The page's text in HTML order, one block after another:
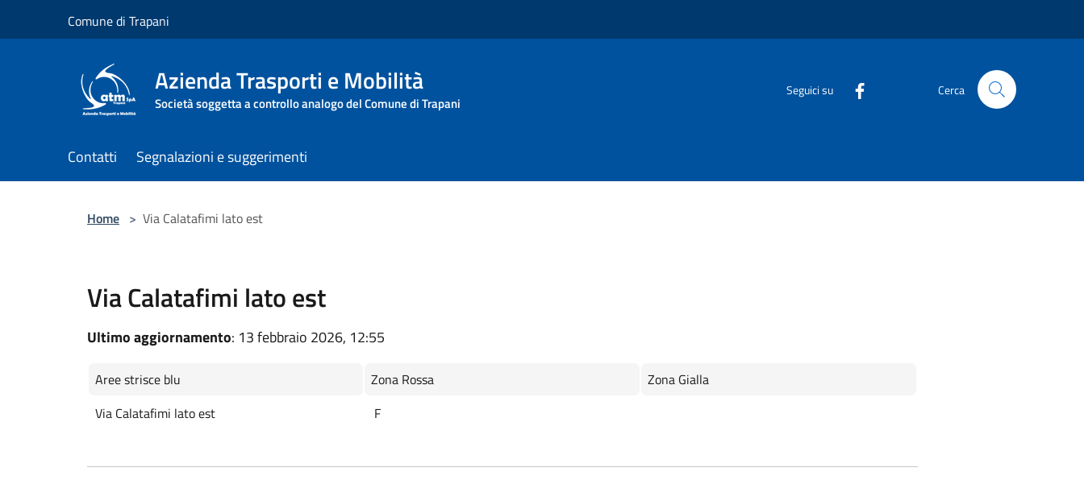
Comune di Trapani
Azienda Trasporti e Mobilità
Società soggetta a controllo analogo del Comune di Trapani
Seguici su Cerca
Contatti Segnalazioni e suggerimenti
Home > Via Calatafimi lato est
Via Calatafimi lato est
Ultimo aggiornamento: 13 febbraio 2026, 12:55
Aree strisce blu Zona Rossa
Zona Gialla
Via Calatafimi lato est
F